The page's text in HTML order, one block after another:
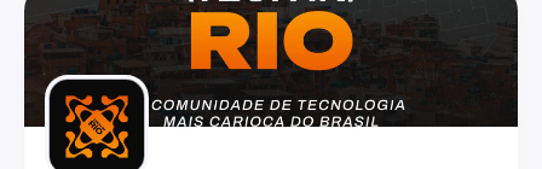
Events
Guilds